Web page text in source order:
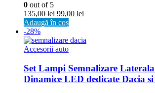
0 out of 5
135,00lei 99,00 lei
Adaugă în coș
-28%
Accesorii auto
Set Lampi Semnalizare
Dinamice LED dedicate Dacia